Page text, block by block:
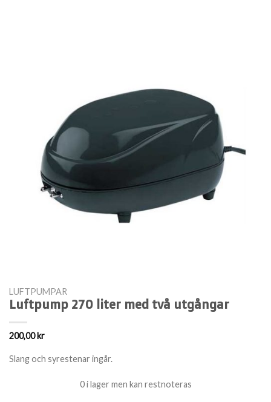
LUFTPUMPAR
Luftpump 270 liter med två utgångar
200,00kr
Slang och syrestenar ingår.
0 i lager men kan restnoteras